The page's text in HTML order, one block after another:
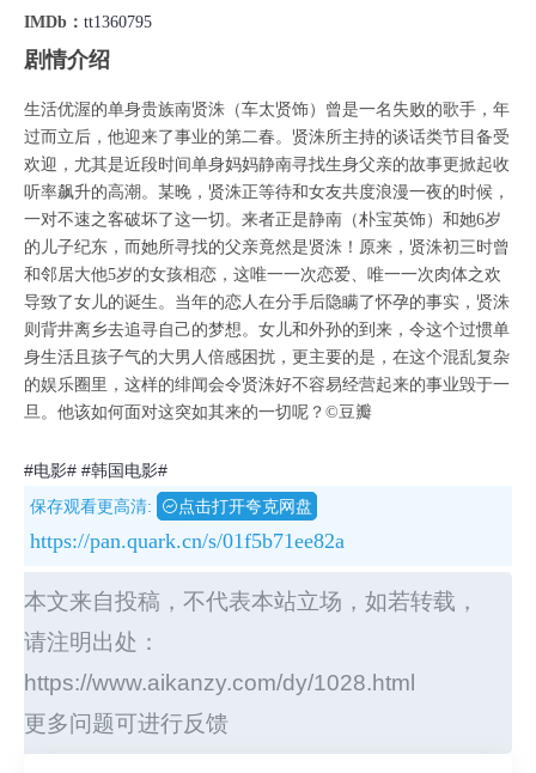
IMDb： tt1360795
剧情介绍
生活优渥的单身贵族南贤洙（车太贤饰）曾是一名失败的歌手，年
过而立后，他迎来了事业的第二春。贤洙所主持的谈话类节目备受
欢迎，尤其是近段时间单身妈妈静南寻找生身父亲的故事更掀起收
听率飙升的高潮。某晚，贤洙正等待和女友共度浪漫一夜的时候，
一对不速之客破坏了这一切。来者正是静南（朴宝英饰）和她6岁
的儿子纪东，而她所寻找的父亲竟然是贤洙！原来，贤洙初三时曾
和邻居大他5岁的女孩相恋，这唯一一次恋爱、唯一一次肉体之欢
导致了女儿的诞生。当年的恋人在分手后隐瞒了怀孕的事实，贤洙
则背井离乡去追寻自己的梦想。女儿和外孙的到来，令这个过惯单
身生活且孩子气的大男人倍感困扰，更主要的是，在这个混乱复杂
的娱乐圈里，这样的绯闻会令贤洙好不容易经营起来的事业毁于一
旦。他该如何面对这突如其来的一切呢？©豆瓣
#电影# #韩国电影#
保存观看更高清:
点击打开夸克网盘
https://pan.quark.cn/s/01f5b71ee82a
本文来自投稿，不代表本站立场，如若转载，
请注明出处：
https://www.aikanzy.com/dy/1028.html
更多问题可进行反馈